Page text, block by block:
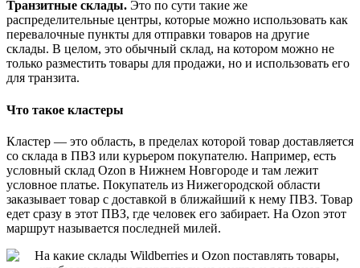
Транзитные склады. Это по сути такие же
распределительные центры, которые можно использовать как
перевалочные пункты для отправки товаров на другие
склады. В целом, это обычный склад, на котором можно не
только разместить товары для продажи, но и использовать его
для транзита.
Что такое кластеры
Кластер — это область, в пределах которой товар доставляется
со склада в ПВЗ или курьером покупателю. Например, есть
условный склад Ozon в Нижнем Новгороде и там лежит
условное платье. Покупатель из Нижегородской области
заказывает товар с доставкой в ближайший к нему ПВЗ. Товар
едет сразу в этот ПВЗ, где человек его забирает. На Ozon этот
маршрут называется последней милей.